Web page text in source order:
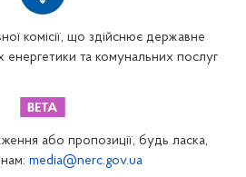
комісії, що здійснює державне
та комунальних послуг
або пропозиції, будь ласка,
media@nerc.gov.ua